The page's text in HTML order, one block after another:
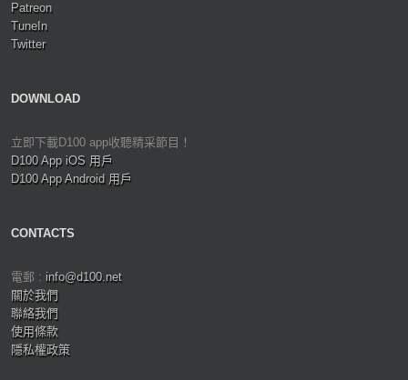
Patreon
TuneIn
Twitter
DOWNLOAD
立即下載D100 app收聽精采節目！
D100 App iOS 用戶
D100 App Android 用戶
CONTACTS
電郵 : info@d100.net
關於我們
聯絡我們
使用條款
隱私權政策